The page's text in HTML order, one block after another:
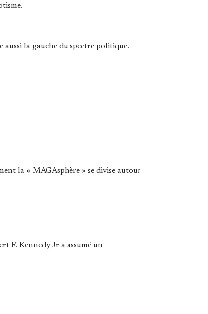
la gauche du spectre politique.
la « MAGAsphère » se divise autour
F. Kennedy Jr a assumé un